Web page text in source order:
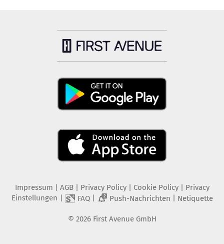
Impressum AGB Privacy Policy| Cookie Policy| Privacy
Einstellungen
FAQ| 2 Push-Nachrichten Netiquette
© 2026 First Avenue GmbH